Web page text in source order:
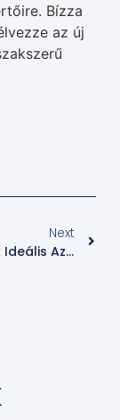
Bízza
az új
Next
Melyik Ablak Ideális Az ÖN Számára?